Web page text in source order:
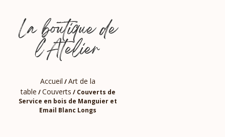
La boutique de
l'Atelier
Accueil /Art de la
table /Couverts / Couverts de
Service en bois de Manguier et
Email Blanc Longs